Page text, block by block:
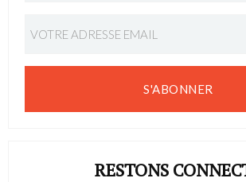
S'ABONNER
RESTONS